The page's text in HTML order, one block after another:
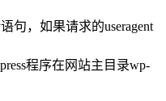
句，如果请求的useragent
程序在网站主目录wp-